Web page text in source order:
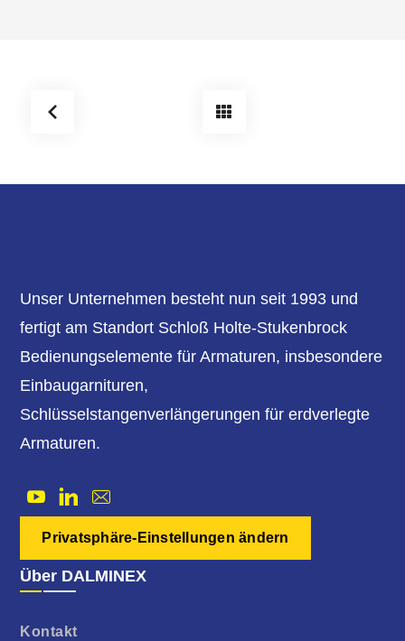
Unser Unternehmen besteht nun seit 1993 und
fertigt am Standort Schloß Holte-Stukenbrock
Bedienungselemente für Armaturen, insbesondere
Einbaugarnituren,
Schlüsselstangenverlängerungen für erdverlegte
Armaturen.
Privatsphäre-Einstellungen ändern
Über DALMINEX
Kontakt